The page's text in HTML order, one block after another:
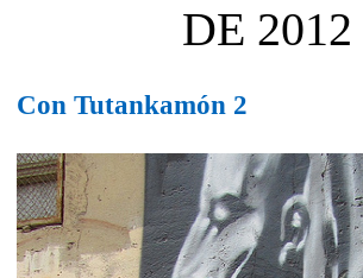
DE 2012
Con Tutankamón 2